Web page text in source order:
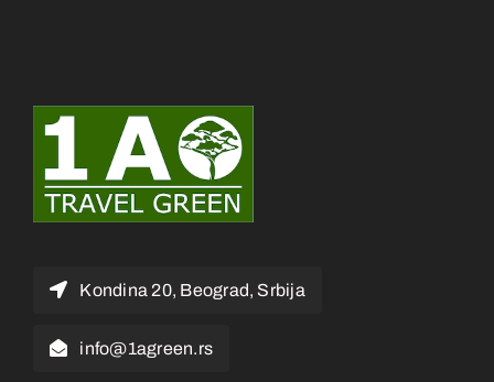
Kondina 20, Beograd, Srbija
info@1agreen.rs